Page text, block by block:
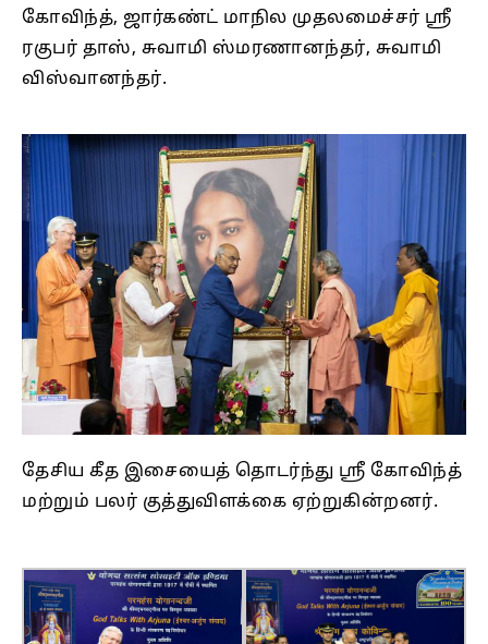
கோவிந்த், ஜார்கண்ட் மாநில முதலமைச்சர் ஸ்ரீ
ரகுபர் தாஸ், சுவாமி ஸ்மரணானந்தர், சுவாமி
விஸ்வானந்தர்.
தேசிய கீத இசையைத் தொடர்ந்து ஸ்ரீ கோவிந்த்
மற்றும் பலர் குத்துவிளக்கை ஏற்றுகின்றனர்.